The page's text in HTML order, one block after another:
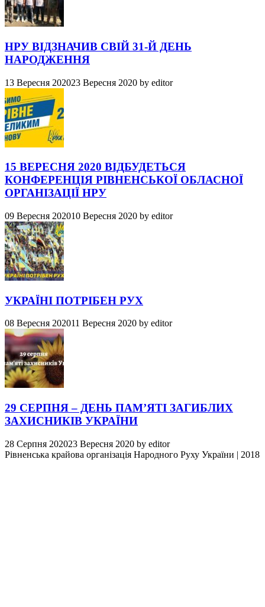
НРУ ВІДЗНАЧИВ СВІЙ 31-Й ДЕНЬ
НАРОДЖЕННЯ
13 Вересня 202023 Вересня 2020 by editor
15 ВЕРЕСНЯ 2020 ВІДБУДЕТЬСЯ
КОНФЕРЕНЦІЯ РІВНЕНСЬКОЇ ОБЛАСНОЇ
ОРГАНІЗАЦІЇ НРУ
09 Вересня 202010 Вересня 2020 by editor
УКРАЇНІ ПОТРІБЕН РУХ
08 Вересня 202011 Вересня 2020 by editor
29 СЕРПНЯ – ДЕНЬ ПАМ’ЯТІ ЗАГИБЛИХ
ЗАХИСНИКІВ УКРАЇНИ
28 Серпня 202023 Вересня 2020 by editor
Рівненська крайова організація Народного Руху України | 2018